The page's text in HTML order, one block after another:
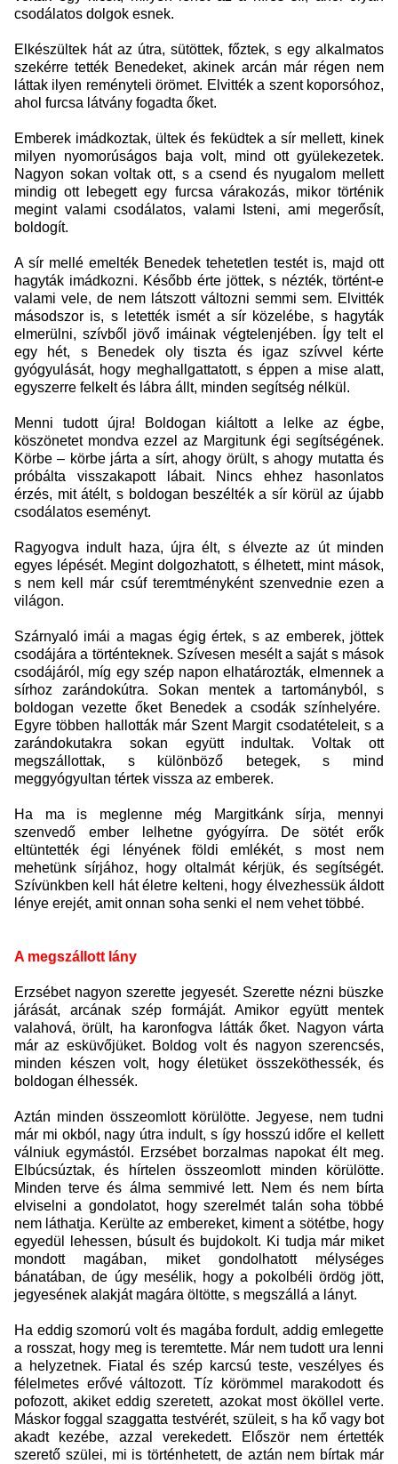
csodálatos dolgok esnek.
Elkészültek hát az útra, sütöttek, főztek, s egy alkalmatos
szekérre tették Benedeket, akinek arcán már régen nem
láttak ilyen reményteli örömet. Elvitték a szent koporsóhoz,
ahol furcsa látvány fogadta őket.
Emberek imádkoztak, ültek és feküdtek a sír mellett, kinek
milyen nyomorúságos baja volt, mind ott gyülekezetek.
Nagyon sokan voltak ott, s a csend és nyugalom mellett
mindig ott lebegett egy furcsa várakozás, mikor történik
megint valami csodálatos, valami Isteni, ami megerősít,
boldogít.
A sír mellé emelték Benedek tehetetlen testét is, majd ott
hagyták imádkozni. Később érte jöttek, s nézték, történt-e
valami vele, de nem látszott változni semmi sem. Elvitték
másodszor is, s letették ismét a sír közelébe, s hagyták
elmerülni, szívből jövő imáinak végtelenjében. Így telt el
egy hét, s Benedek oly tiszta és igaz szívvel kérte
gyógyulását, hogy meghallgattatott, s éppen a mise alatt,
egyszerre felkelt és lábra állt, minden segítség nélkül.
Menni tudott újra! Boldogan kiáltott a lelke az égbe,
köszönetet mondva ezzel az Margitunk égi segítségének.
Körbe – körbe járta a sírt, ahogy örült, s ahogy mutatta és
próbálta visszakapott lábait. Nincs ehhez hasonlatos
érzés, mit átélt, s boldogan beszélték a sír körül az újabb
csodálatos eseményt.
Ragyogva indult haza, újra élt, s élvezte az út minden
egyes lépését. Megint dolgozhatott, s élhetett, mint mások,
s nem kell már csúf teremtményként szenvednie ezen a
világon.
Szárnyaló imái a magas égig értek, s az emberek, jöttek
csodájára a történteknek. Szívesen mesélt a saját s mások
csodájáról, míg egy szép napon elhatározták, elmennek a
sírhoz zarándokútra. Sokan mentek a tartományból, s
boldogan vezette őket Benedek a csodák színhelyére.
Egyre többen hallották már Szent Margit csodatételeit, s a
zarándokutakra sokan együtt indultak. Voltak ott
megszállottak, s különböző betegek, s mind
meggyógyultan tértek vissza az emberek.
Ha ma is meglenne még Margitkánk sírja, mennyi
szenvedő ember lelhetne gyógyírra. De sötét erők
eltüntették égi lényének földi emlékét, s most nem
mehetünk sírjához, hogy oltalmát kérjük, és segítségét.
Szívünkben kell hát életre kelteni, hogy élvezhessük áldott
lénye erejét, amit onnan soha senki el nem vehet többé.
A megszállott lány
Erzsébet nagyon szerette jegyesét. Szerette nézni büszke
járását, arcának szép formáját. Amikor együtt mentek
valahová, örült, ha karonfogva látták őket. Nagyon várta
már az esküvőjüket. Boldog volt és nagyon szerencsés,
minden készen volt, hogy életüket összeköthessék, és
boldogan élhessék.
Aztán minden összeomlott körülötte. Jegyese, nem tudni
már mi okból, nagy útra indult, s így hosszú időre el kellett
válniuk egymástól. Erzsébet borzalmas napokat élt meg.
Elbúcsúztak, és hírtelen összeomlott minden körülötte.
Minden terve és álma semmivé lett. Nem és nem bírta
elviselni a gondolatot, hogy szerelmét talán soha többé
nem láthatja. Kerülte az embereket, kiment a sötétbe, hogy
egyedül lehessen, búsult és bujdokolt. Ki tudja már miket
mondott magában, miket gondolhatott mélységes
bánatában, de úgy mesélik, hogy a pokolbéli ördög jött,
jegyesének alakját magára öltötte, s megszállá a lányt.
Ha eddig szomorú volt és magába fordult, addig emlegette
a rosszat, hogy meg is teremtette. Már nem tudott ura lenni
a helyzetnek. Fiatal és szép karcsú teste, veszélyes és
félelmetes erővé változott. Tíz körömmel marakodott és
pofozott, akiket eddig szeretett, azokat most ököllel verte.
Máskor foggal szaggatta testvérét, szüleit, s ha kő vagy bot
akadt kezébe, azzal verekedett. Először nem értették
szerető szülei, mi is történhetett, de aztán nem bírtak már